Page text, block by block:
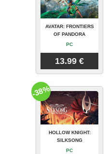
AVATAR: FRONTIERS
OF PANDORA
PC
13.99 €
HOLLOW KNIGHT:
SILKSONG
PC
-38%